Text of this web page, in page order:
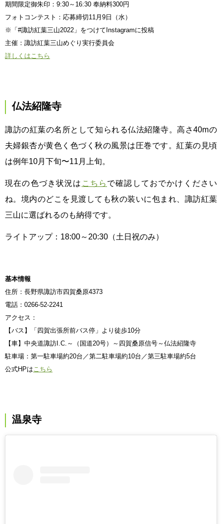
期間限定御朱印：9:30～16:30 奉納料300円
フォトコンテスト：応募締切11月9日（水）
※「#諏訪紅葉三山2022」をつけてInstagramに投稿
主催：諏訪紅葉三山めぐり実行委員会
詳しくはこちら
仏法紹隆寺
諏訪の紅葉の名所として知られる仏法紹隆寺。高さ40mの
夫婦銀杏が黄色く色づく秋の風景は圧巻です。紅葉の見頃
は例年10月下旬〜11月上旬。
現在の色づき状況は こちら で確認しておでかけください
ね。境内のどこを見渡しても秋の装いに包まれ、諏訪紅葉
三山に選ばれるのも納得です。
ライトアップ：18:00～20:30（土日祝のみ）
基本情報
住所：長野県諏訪市四賀桑原4373
電話：0266-52-2241
アクセス：
【バス】「四賀出張所前バス停」より徒歩10分
【車】中央道諏訪I.C.～（国道20号）～四賀桑原信号～仏法紹隆寺
駐車場：第一駐車場約20台／第二駐車場約10台／第三駐車場約5台
公式HPはこちら
温泉寺